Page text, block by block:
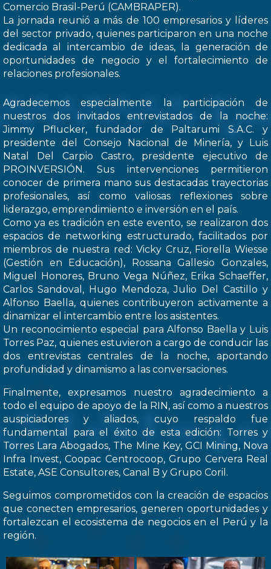
Comercio Brasil-Perú (CAMBRAPER).
La jornada reunió a más de 100 empresarios y líderes
del sector privado, quienes participaron en una noche
dedicada al intercambio de ideas, la generación de
oportunidades de negocio y el fortalecimiento de
relaciones profesionales.
Agradecemos especialmente la participación de
nuestros dos invitados entrevistados de la noche:
Jimmy Pflucker, fundador de Paltarumi S.A.C. y
presidente del Consejo Nacional de Minería, y Luis
Natal Del Carpio Castro, presidente ejecutivo de
PROINVERSIÓN. Sus intervenciones permitieron
conocer de primera mano sus destacadas trayectorias
profesionales, así como valiosas reflexiones sobre
liderazgo, emprendimiento e inversión en el país.
Como ya es tradición en este evento, se realizaron dos
espacios de networking estructurado, facilitados por
miembros de nuestra red: Vicky Cruz, Fiorella Wiesse
(Gestión en Educación), Rossana Gallesio Gonzales,
Miguel Honores, Bruno Vega Núñez, Erika Schaeffer,
Carlos Sandoval, Hugo Mendoza, Julio Del Castillo y
Alfonso Baella, quienes contribuyeron activamente a
dinamizar el intercambio entre los asistentes.
Un reconocimiento especial para Alfonso Baella y Luis
Torres Paz, quienes estuvieron a cargo de conducir las
dos entrevistas centrales de la noche, aportando
profundidad y dinamismo a las conversaciones.
Finalmente, expresamos nuestro agradecimiento a
todo el equipo de apoyo de la RIN, así como a nuestros
auspiciadores y aliados, cuyo respaldo fue
fundamental para el éxito de esta edición: Torres y
Torres Lara Abogados, The Mine Key, GCI Mining, Nova
Infra Invest, Coopac Centrocoop, Grupo Cervera Real
Estate, ASE Consultores, Canal B y Grupo Coril.
Seguimos comprometidos con la creación de espacios
que conecten empresarios, generen oportunidades y
fortalezcan el ecosistema de negocios en el Perú y la
región.